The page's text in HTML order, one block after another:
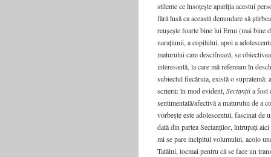
stileme ce însoțește apariția acestui
fără însă ca această denundare să
reușește foarte bine lui Ernu (mai bine
narațiunii, a copilului, apoi a
maturului care descifrează, se
interesantă, la care mă refeream în
subiectul fiecăruia, există o supratemă:
scrierii: în mod evident, Sectanțiia fost
sentimentală/afectivă a maturului de a
vorbește este adolescentul, fascinat
dată din partea Sectanților, întrupați
mi se pare incipitul volumului, acolo
Tatălui, tocmai pentru că se face un